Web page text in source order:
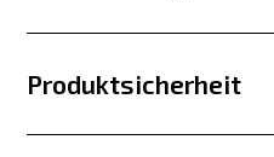
Produktsicherheit